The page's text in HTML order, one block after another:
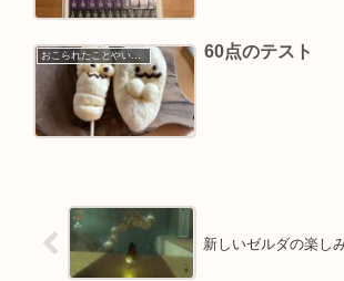
おこられたことやいやだったこと 60点のテスト
新しいゼルダの楽し